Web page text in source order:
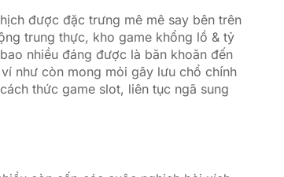
được đặc trưng mê mê say bên trên
trung thực, kho game khổng lồ & tỷ
nhiều đáng được là băn khoăn đến
như còn mong mỏi gây lưu chổ chính